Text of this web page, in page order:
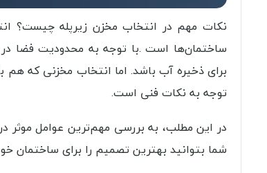
نکات مهم در انتخاب مخزن زیرپله چیست؟
ساختمان‌ها است .با توجه به محدودیت فضا در
برای ذخیره آب باشد. اما انتخاب مخزنی که هم
توجه به نکات فنی است.
در این مطلب، به بررسی مهم‌ترین عوامل موثر
شما بتوانید بهترین تصمیم را برای ساختمان